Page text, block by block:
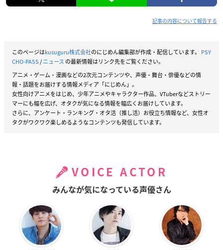
記事の内容について報告する
このページはkusuguru株式会社のにじめん編集部が作成・配信しています。 PSY
CHO-PASS/ニュース の最新情報はリンク先をご覧ください。
アニメ・ゲーム・漫画などの2次元コンテンツや、声優・舞台・俳優などの情
報・話題をお届けする情報メディア「にじめん」。
女性向けアニメをはじめ、少年アニメやキャラクター作品、VTuberなどストリー
マーにも幅を広げ、オタクが気になる情報を幅広くお届けしています。
さらに、アンケート・ランキング・オタ活（推し活）お役立ち情報など、女性オ
タクがワクワク楽しめるようなコンテンツも発信しています。
VOICE ACTOR
みんなが気になっている声優さん